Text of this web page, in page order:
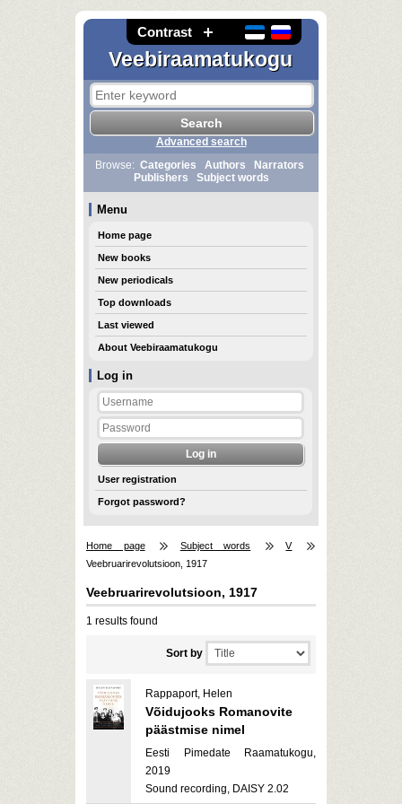
Contrast
Veebiraamatukogu
Log in
User registration
Forgot password?
Advanced search
Browse: Categories Authors
Narrators
Publishers
Subject words
Menu
Home page
New books
New periodicals
Top downloads
Last viewed
About Veebiraamatukogu
Home page Subject words
V
Veebruarirevolutsioon, 1917
Veebruarirevolutsioon, 1917
1 results found
Sort by
Rappaport, Helen
Võidujooks Romanovite
päästmise nimel
Eesti Pimedate Raamatukogu,
2019
Sound recording, DAISY 2.02